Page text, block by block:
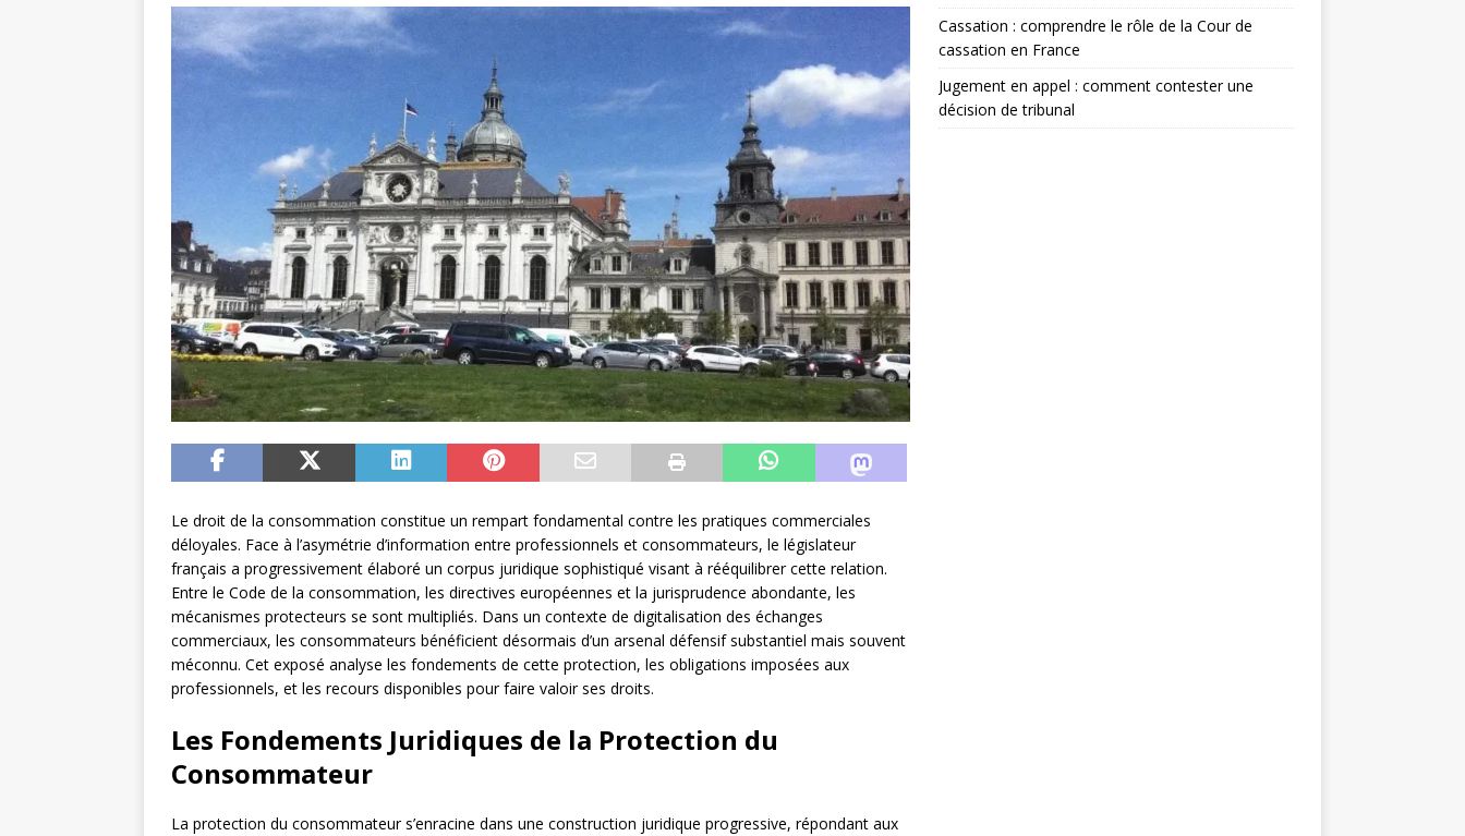
Le droit de la consommation constitue un rempart fondamental contre les pratiques commerciales
déloyales. Face à l’asymétrie d’information entre professionnels et consommateurs, le législateur
français a progressivement élaboré un corpus juridique sophistiqué visant à rééquilibrer cette relation.
Entre le Code de la consommation, les directives européennes et la jurisprudence abondante, les
mécanismes protecteurs se sont multipliés. Dans un contexte de digitalisation des échanges
commerciaux, les consommateurs bénéficient désormais d’un arsenal défensif substantiel mais souvent
méconnu. Cet exposé analyse les fondements de cette protection, les obligations imposées aux
professionnels, et les recours disponibles pour faire valoir ses droits.
Les Fondements Juridiques de la Protection du
Consommateur
La protection du consommateur s’enracine dans une construction juridique progressive, répondant aux
Cassation : comprendre le rôle de la Cour de
cassation en France
Jugement en appel : comment contester une
décision de tribunal